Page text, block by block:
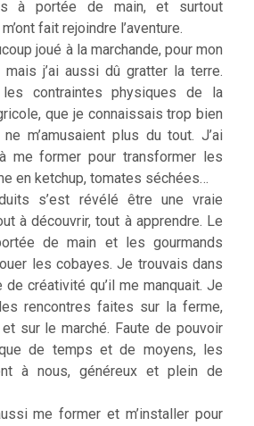
à portée de main, et surtout
fait rejoindre l’aventure.
joué à la marchande, pour mon
j’ai aussi dû gratter la terre.
les contraintes physiques de la
que je connaissais trop bien
m’amusaient plus du tout. J’ai
me former pour transformer les
en ketchup, tomates séchées…
s’est révélé être une vraie
à découvrir, tout à apprendre. Le
de main et les gourmands
les cobayes. Je trouvais dans
de créativité qu’il me manquait. Je
rencontres faites sur la ferme,
sur le marché. Faute de pouvoir
de temps et de moyens, les
à nous, généreux et plein de
me former et m’installer pour